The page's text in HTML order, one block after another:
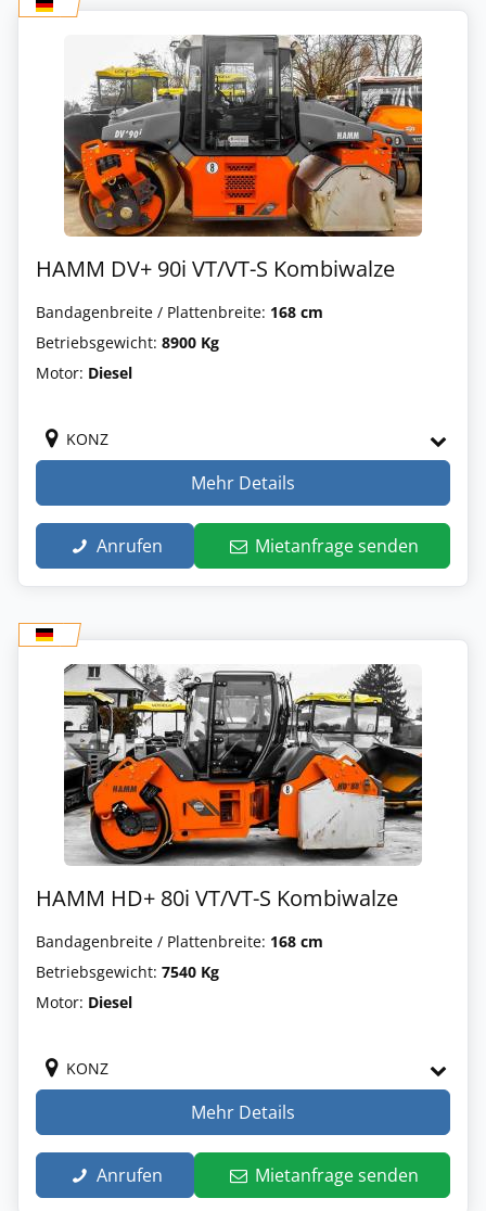
HAMM DV+ 90i VT/VT-S Kombiwalze
Bandagenbreite / Plattenbreite: 168 cm
Betriebsgewicht: 8900 Kg
Motor: Diesel
KONZ
Mehr Details
Anrufen Mietanfrage senden
HAMM HD+ 80i VT/VT-S Kombiwalze
Bandagenbreite / Plattenbreite: 168 cm
Betriebsgewicht: 7540 Kg
Motor: Diesel
KONZ
Mehr Details
Anrufen Mietanfrage senden